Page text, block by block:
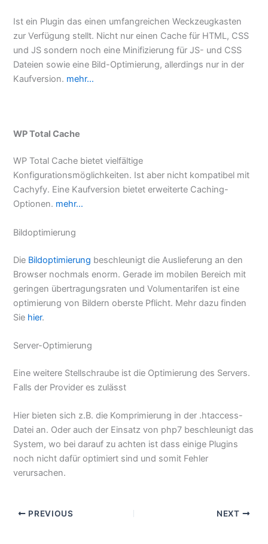
Ist ein Plugin das einen umfangreichen Weckzeugkasten
zur Verfügung stellt. Nicht nur einen Cache für HTML, CSS
und JS sondern noch eine Minifizierung für JS- und CSS
Dateien sowie eine Bild-Optimierung, allerdings nur in der
Kaufversion. mehr…
WP Total Cache
WP Total Cache bietet vielfältige
Konfigurationsmöglichkeiten. Ist aber nicht kompatibel mit
Cachyfy. Eine Kaufversion bietet erweiterte Caching-
Optionen. mehr…
Bildoptimierung
Die Bildoptimierung beschleunigt die Auslieferung an den
Browser nochmals enorm. Gerade im mobilen Bereich mit
geringen übertragungsraten und Volumentarifen ist eine
optimierung von Bildern oberste Pflicht. Mehr dazu finden
Sie hier.
Server-Optimierung
Eine weitere Stellschraube ist die Optimierung des Servers.
Falls der Provider es zulässt
Hier bieten sich z.B. die Komprimierung in der .htaccess-
Datei an. Oder auch der Einsatz von php7 beschleunigt das
System, wo bei darauf zu achten ist dass einige Plugins
noch nicht dafür optimiert sind und somit Fehler
verursachen.
PREVIOUS NEXT